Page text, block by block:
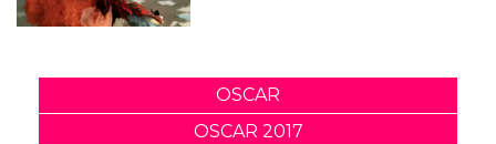
OSCAR
OSCAR 2017